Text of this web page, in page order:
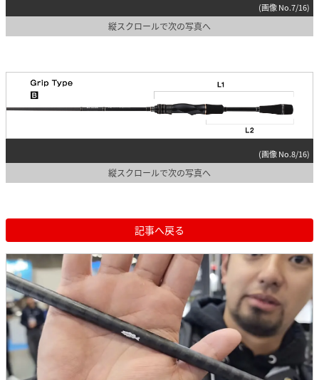
(画像 No.7/16)
縦スクロールで次の写真へ
(画像 No.8/16)
縦スクロールで次の写真へ
記事へ戻る